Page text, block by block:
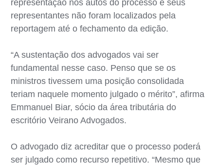
representação nos autos do processo e seus
representantes não foram localizados pela
reportagem até o fechamento da edição.
“A sustentação dos advogados vai ser
fundamental nesse caso. Penso que se os
ministros tivessem uma posição consolidada
teriam naquele momento julgado o mérito”, afirma
Emmanuel Biar, sócio da área tributária do
escritório Veirano Advogados.
O advogado diz acreditar que o processo poderá
ser julgado como recurso repetitivo. “Mesmo que